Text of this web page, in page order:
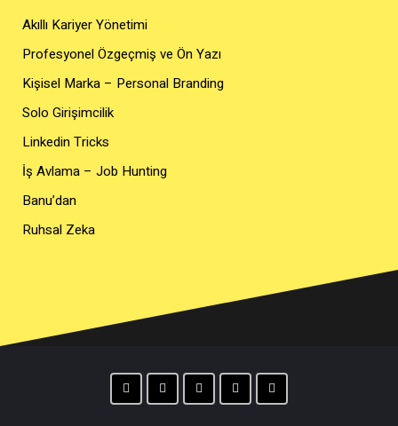
Akıllı Kariyer Yönetimi
Profesyonel Özgeçmiş ve Ön Yazı
Kişisel Marka – Personal Branding
Solo Girişimcilik
Linkedin Tricks
İş Avlama – Job Hunting
Banu’dan
Ruhsal Zeka